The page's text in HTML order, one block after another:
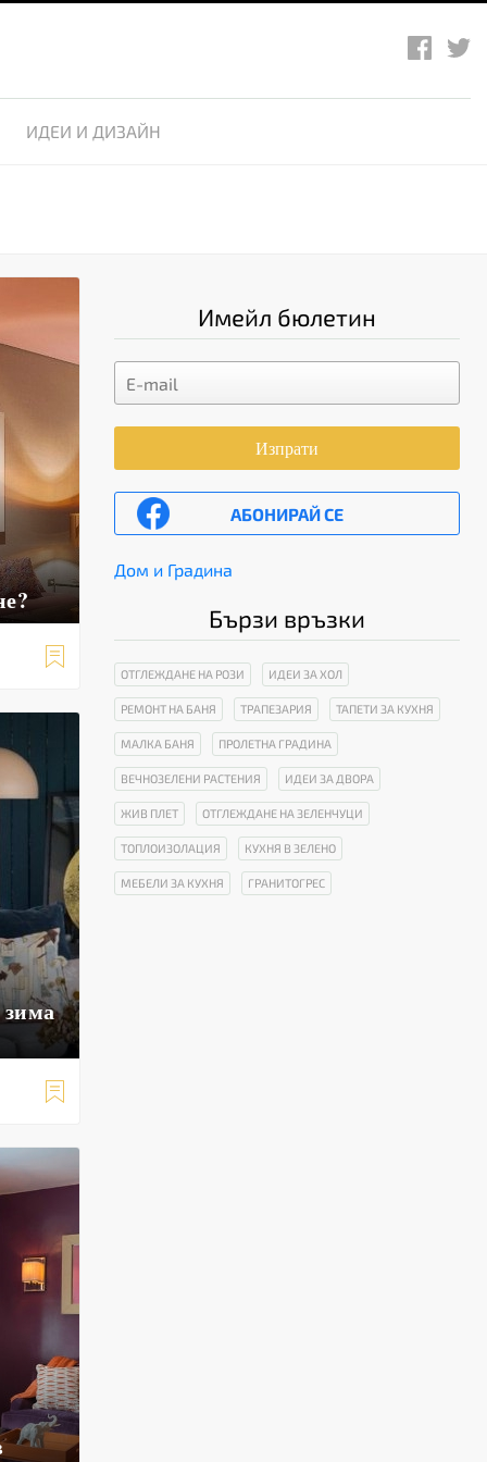
ИДЕИ И ДИЗАЙН

зима

Имейл бюлетин
Изпрати
АБОНИРАЙ СЕ
Дом и Градина
Бързи връзки
ОТГЛЕЖДАНЕ НА РОЗИ ИДЕИ ЗА ХОЛ
РЕМОНТ НА БАНЯ ТРАПЕЗАРИЯ ТАПЕТИ ЗА КУХНЯ
МАЛКА БАНЯ ПРОЛЕТНА ГРАДИНА
ВЕЧНОЗЕЛЕНИ РАСТЕНИЯ ИДЕИ ЗА ДВОРА
ЖИВ ПЛЕТ ОТГЛЕЖДАНЕ НА ЗЕЛЕНЧУЦИ
ТОПЛОИЗОЛАЦИЯ КУХНЯ В ЗЕЛЕНО
МЕБЕЛИ ЗА КУХНЯ ГРАНИТОГРЕС